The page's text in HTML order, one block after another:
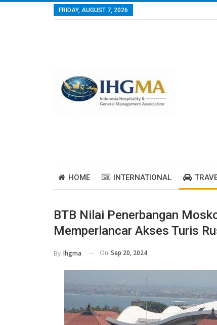
FRIDAY, AUGUST 7, 2026
HOME INTERNATIONAL
BTB Nilai Penerbangan
Memperlancar Akses Turis
By Ihgma On Sep 20, 2024